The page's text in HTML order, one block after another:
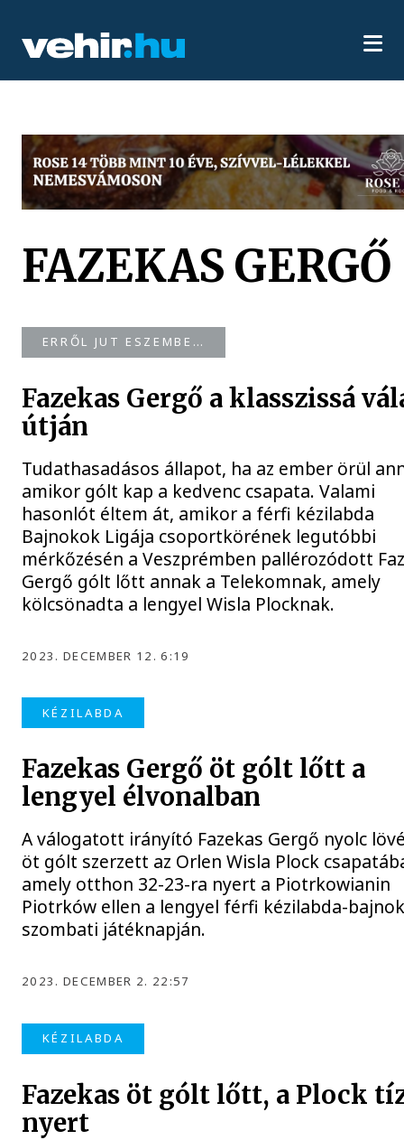
FAZEKAS GERGŐ
ERRŐL JUT ESZEMBE…
Fazekas Gergő a klasszissá
útján
Tudathasadásos állapot, ha az ember örül
amikor gólt kap a kedvenc csapata. Valami
hasonlót éltem át, amikor a férfi kézilabda
Bajnokok Ligája csoportkörének legutóbbi
mérkőzésén a Veszprémben pallérozódott
Gergő gólt lőtt annak a Telekomnak, amely
kölcsönadta a lengyel Wisla Plocknak.
2023. DECEMBER 12. 6:19
KÉZILABDA
Fazekas Gergő öt gólt lőtt a
lengyel élvonalban
A válogatott irányító Fazekas Gergő nyolc
öt gólt szerzett az Orlen Wisla Plock
amely otthon 32-23-ra nyert a Piotrkowianin
Piotrków ellen a lengyel férfi kézilabda-
szombati játéknapján.
2023. DECEMBER 2. 22:57
KÉZILABDA
Fazekas öt gólt lőtt, a Plock
nyert